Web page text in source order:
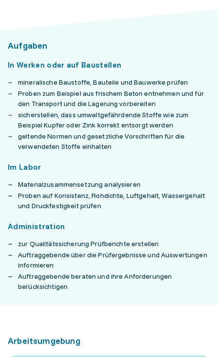
Aufgaben
In Werken oder auf Baustellen
mineralische Baustoffe, Bauteile und Bauwerke prüfen
Proben zum Beispiel aus frischem Beton entnehmen und für
den Transport und die Lagerung vorbereiten
sicherstellen, dass umweltgefährdende Stoffe wie zum
Beispiel Kupfer oder Zink korrekt entsorgt werden
geltende Normen und gesetzliche Vorschriften für die
verwendeten Stoffe einhalten
Im Labor
Materialzusammensetzung analysieren
Proben auf Konsistenz, Rohdichte, Luftgehalt, Wassergehalt
und Druckfestigkeit prüfen
Administration
zur Qualitätssicherung Prüfberichte erstellen
Auftraggebende über die Prüfergebnisse und Auswertungen
informieren
Auftraggebende beraten und ihre Anforderungen
berücksichtigen
Arbeitsumgebung